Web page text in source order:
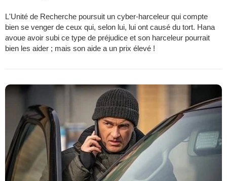
L'Unité de Recherche poursuit un cyber-harceleur qui compte
bien se venger de ceux qui, selon lui, lui ont causé du tort. Hana
avoue avoir subi ce type de préjudice et son harceleur pourrait
bien les aider ; mais son aide a un prix élevé !